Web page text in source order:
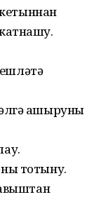
ашыруны
тотыну.